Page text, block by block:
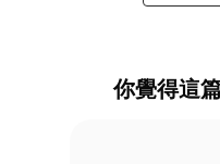
你覺得這